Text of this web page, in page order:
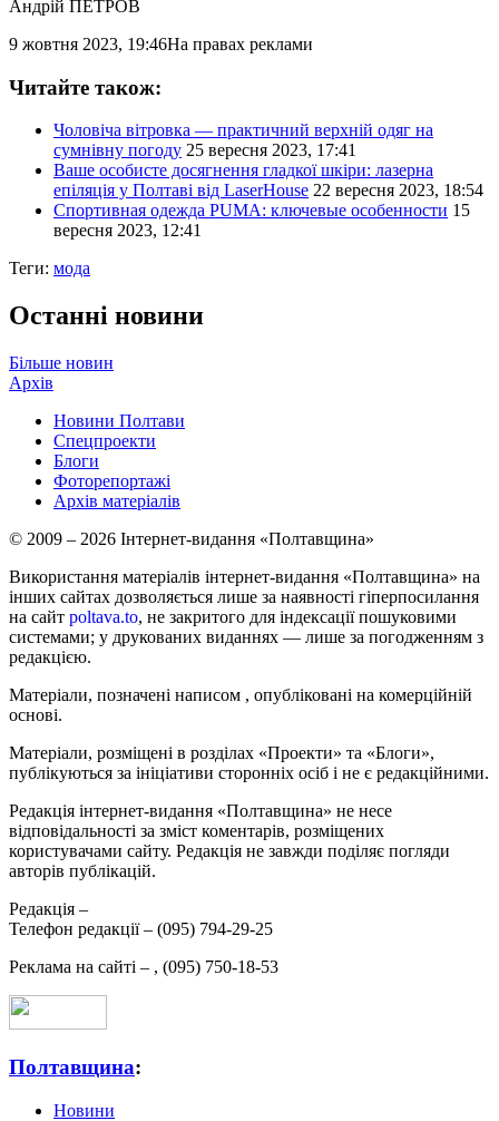
Андрій ПЕТРОВ
9 жовтня 2023, 19:46На правах реклами
Читайте також:
Чоловіча вітровка — практичний верхній одяг на
сумнівну погоду 25 вересня 2023, 17:41
Ваше особисте досягнення гладкої шкіри: лазерна
епіляція у Полтаві від LaserHouse 22 вересня 2023, 18:54
Спортивная одежда PUMA: ключевые особенности 15
вересня 2023, 12:41
Теги: мода
Останні новини
Більше новин
Архів
Новини Полтави
Спецпроекти
Блоги
Фоторепортажі
Архів матеріалів
© 2009 – 2026 Інтернет-видання «Полтавщина»
Використання матеріалів інтернет-видання «Полтавщина» на
інших сайтах дозволяється лише за наявності гіперпосилання
на сайт poltava.to, не закритого для індексації пошуковими
системами; у друкованих виданнях — лише за погодженням з
редакцією.
Матеріали, позначені написом , опубліковані на комерційній
основі.
Матеріали, розміщені в розділах «Проекти» та «Блоги»,
публікуються за ініціативи сторонніх осіб і не є редакційними.
Редакція інтернет-видання «Полтавщина» не несе
відповідальності за зміст коментарів, розміщених
користувачами сайту. Редакція не завжди поділяє погляди
авторів публікацій.
Редакція –
Телефон редакції – (095) 794-29-25
Реклама на сайті – , (095) 750-18-53
Полтавщина:
Новини